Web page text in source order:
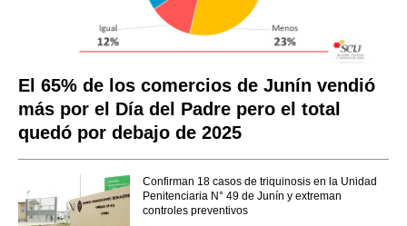
El 65% de los comercios de Junín vendió
más por el Día del Padre pero el total
quedó por debajo de 2025
Confirman 18 casos de triquinosis en la Unidad
Penitenciaria N° 49 de Junín y extreman
controles preventivos